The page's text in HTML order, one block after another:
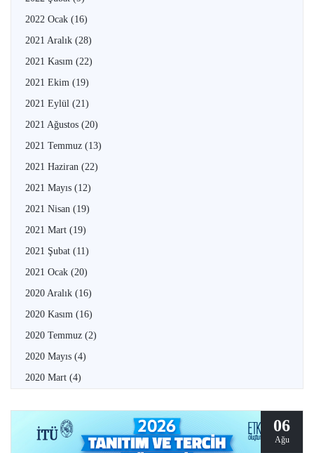
2022 Ocak (16)
2021 Aralık (28)
2021 Kasım (22)
2021 Ekim (19)
2021 Eylül (21)
2021 Ağustos (20)
2021 Temmuz (13)
2021 Haziran (22)
2021 Mayıs (12)
2021 Nisan (19)
2021 Mart (19)
2021 Şubat (11)
2021 Ocak (20)
2020 Aralık (16)
2020 Kasım (16)
2020 Temmuz (2)
2020 Mayıs (4)
2020 Mart (4)
06
Ağu